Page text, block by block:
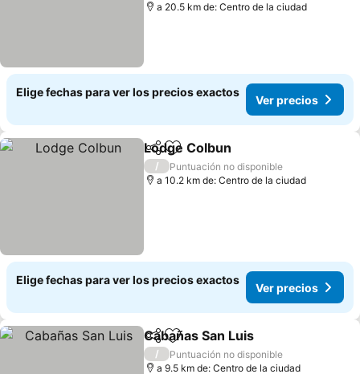
a 20.5 km de: Centro de la ciudad
Elige fechas para ver los precios exactos
Ver precios
CompartirAgregar a favoritos
Lodge Colbun
/
Puntuación no disponible
a 10.2 km de: Centro de la ciudad
Elige fechas para ver los precios exactos
Ver precios
CompartirAgregar a favoritos
Cabañas San Luis
/
Puntuación no disponible
a 9.5 km de: Centro de la ciudad